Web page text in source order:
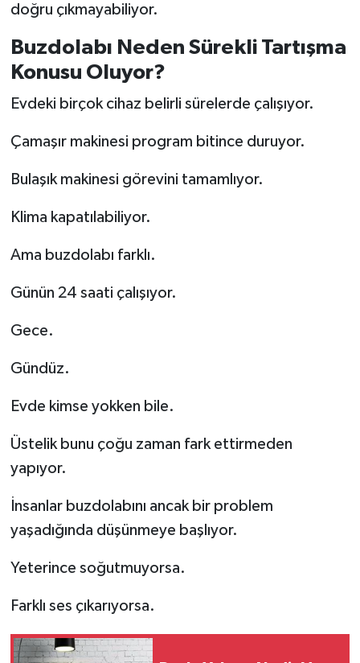
doğru çıkmayabiliyor.
Buzdolabı Neden Sürekli Tartışma
Konusu Oluyor?
Evdeki birçok cihaz belirli sürelerde çalışıyor.
Çamaşır makinesi program bitince duruyor.
Bulaşık makinesi görevini tamamlıyor.
Klima kapatılabiliyor.
Ama buzdolabı farklı.
Günün 24 saati çalışıyor.
Gece.
Gündüz.
Evde kimse yokken bile.
Üstelik bunu çoğu zaman fark ettirmeden
yapıyor.
İnsanlar buzdolabını ancak bir problem
yaşadığında düşünmeye başlıyor.
Yeterince soğutmuyorsa.
Farklı ses çıkarıyorsa.